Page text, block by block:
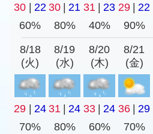
30 | 22 30 | 21 31 | 23 29 | 22
60%
80% 40% 90%
8/18
(火)
8/19
(水)
8/20
(木)
8/21
(金)
29 24 31 24 33 24 36 29
70%
80% 60% 70%